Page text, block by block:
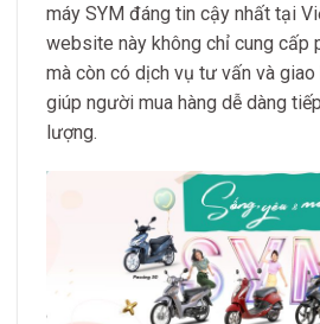
máy SYM đáng tin cậy nhất tại
website này không chỉ cung cấp
mà còn có dịch vụ tư vấn và giao
giúp người mua hàng dễ dàng
lượng.